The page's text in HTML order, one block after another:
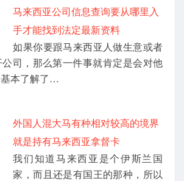
马来西亚公司信息查询要从哪里入
手才能找到法定最新资料
如果你要跟马来西亚人做生意或者
司，那么第一件事就肯定是会对他
基本了解了…
外国人混大马有种相对较高的境界
就是持有马来西亚拿督卡
我们知道马来西亚是个伊斯兰国
家，而且还是有国王的那种，所以